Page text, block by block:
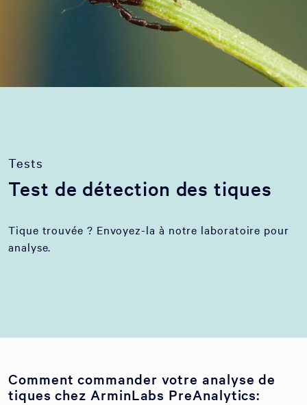
Tests
Test de détection des tiques
Tique trouvée ? Envoyez-la à notre laboratoire pour
analyse.
Comment commander votre analyse de
tiques chez ArminLabs PreAnalytics: